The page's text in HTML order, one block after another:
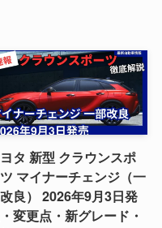
ヨタ 新型 クラウンスポ
マイナーチェンジ（一
良） 2026年9月3日発
変更点・新グレード・